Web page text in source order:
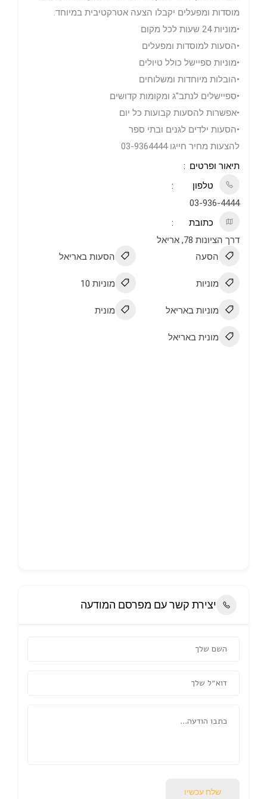
מוסדות ומפעלים יקבלו הצעה אטרקטיבית במיוחד.
•מוניות 24 שעות לכל מקום
•הסעות למוסדות ומפעלים
•מוניות ספיישל כולל טיולים
•הובלות מיוחדות ומשלוחים
•ספיישלים לנתב"ג ומקומות קדושים
•אפשרות להסעות קבועות כל יום
•הסעות ילדים לגנים ובתי ספר
להצעות מחיר חייגו 03-9364444
תיאור ופרטים
טלפון
03-936-4444
כתובת
דרך הציונות 78, אריאל
הסעה
הסעות באריאל
מוניות מוניות 10
מוניות באריאל מונית
מונית באריאל
יצירת קשר עם מפרסם המודעה
שלח עכשיו